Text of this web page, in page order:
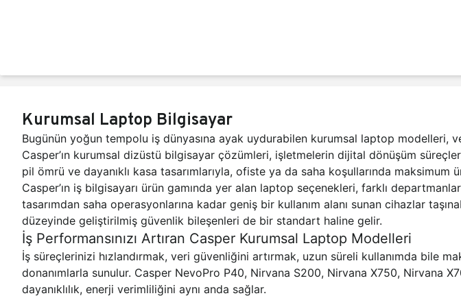
Kurumsal Laptop Bilgisayar
Bugünün yoğun tempolu iş dünyasına ayak uydurabilen kurumsal laptop modelleri,
Casper’ın kurumsal dizüstü bilgisayar çözümleri, işletmelerin dijital dönüşüm
pil ömrü ve dayanıklı kasa tasarımlarıyla, ofiste ya da saha koşullarında
Casper’ın iş bilgisayarı ürün gamında yer alan laptop seçenekleri, farklı
tasarımdan saha operasyonlarına kadar geniş bir kullanım alanı sunan cihazlar
düzeyinde geliştirilmiş güvenlik bileşenleri de bir standart haline gelir.
İş Performansınızı Artıran Casper Kurumsal Laptop Modelleri
İş süreçlerinizi hızlandırmak, veri güvenliğini artırmak, uzun süreli kullanımda
donanımlarla sunulur. Casper NevoPro P40, Nirvana S200, Nirvana X750, Nirvana
dayanıklılık, enerji verimliliğini aynı anda sağlar.